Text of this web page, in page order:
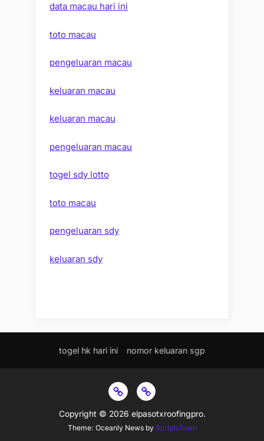
data macau hari ini
toto macau
pengeluaran macau
keluaran macau
keluaran macau
pengeluaran macau
togel sdy lotto
toto macau
pengeluaran sdy
keluaran sdy
togel hk hari ini nomor keluaran sgp
togel
hk
hari
ini
nomor
keluaran
sgp
Copyright © 2026 elpasotxroofingpro.
Theme: Oceanly News by ScriptsTown